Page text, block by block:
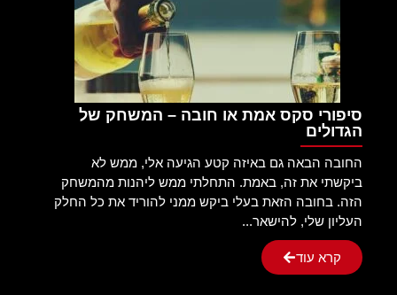
סיפורי סקס אמת או חובה – המשחק של
הגדולים
החובה הבאה גם באיזה קטע הגיעה אלי, ממש לא
ביקשתי את זה, באמת. התחלתי ממש ליהנות מהמשחק
הזה. בחובה הזאת בעלי ביקש ממני להוריד את כל החלק
העליון שלי, להישאר...
קרא עוד